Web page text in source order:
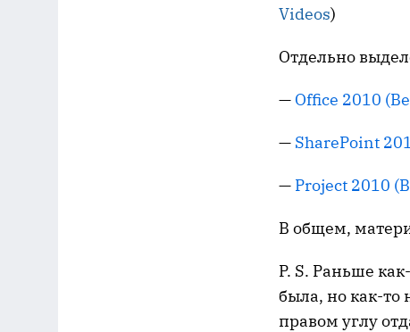
Videos)
Отдельно
— Office 2010
— SharePoint
— Project 2010
В общем,
P. S. Раньше
была, но как-то
правом углу